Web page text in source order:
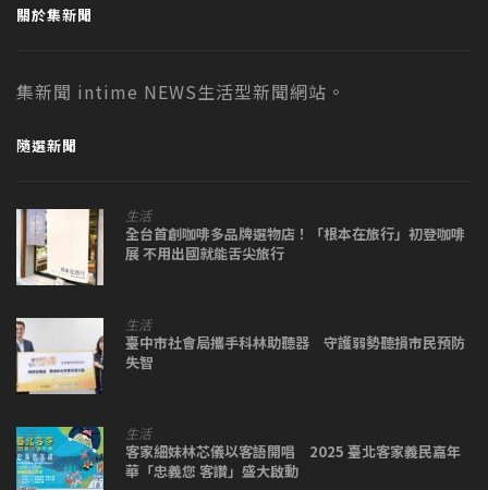
關於集新聞
集新聞 intime NEWS生活型新聞網站。
隨選新聞
生活
全台首創咖啡多品牌選物店！「根本在旅行」初登咖啡
展 不用出國就能舌尖旅行
生活
臺中市社會局攜手科林助聽器 守護弱勢聽損市民預防
失智
生活
客家細妹林芯儀以客語開唱 2025 臺北客家義民嘉年
華「忠義您 客讚」盛大啟動